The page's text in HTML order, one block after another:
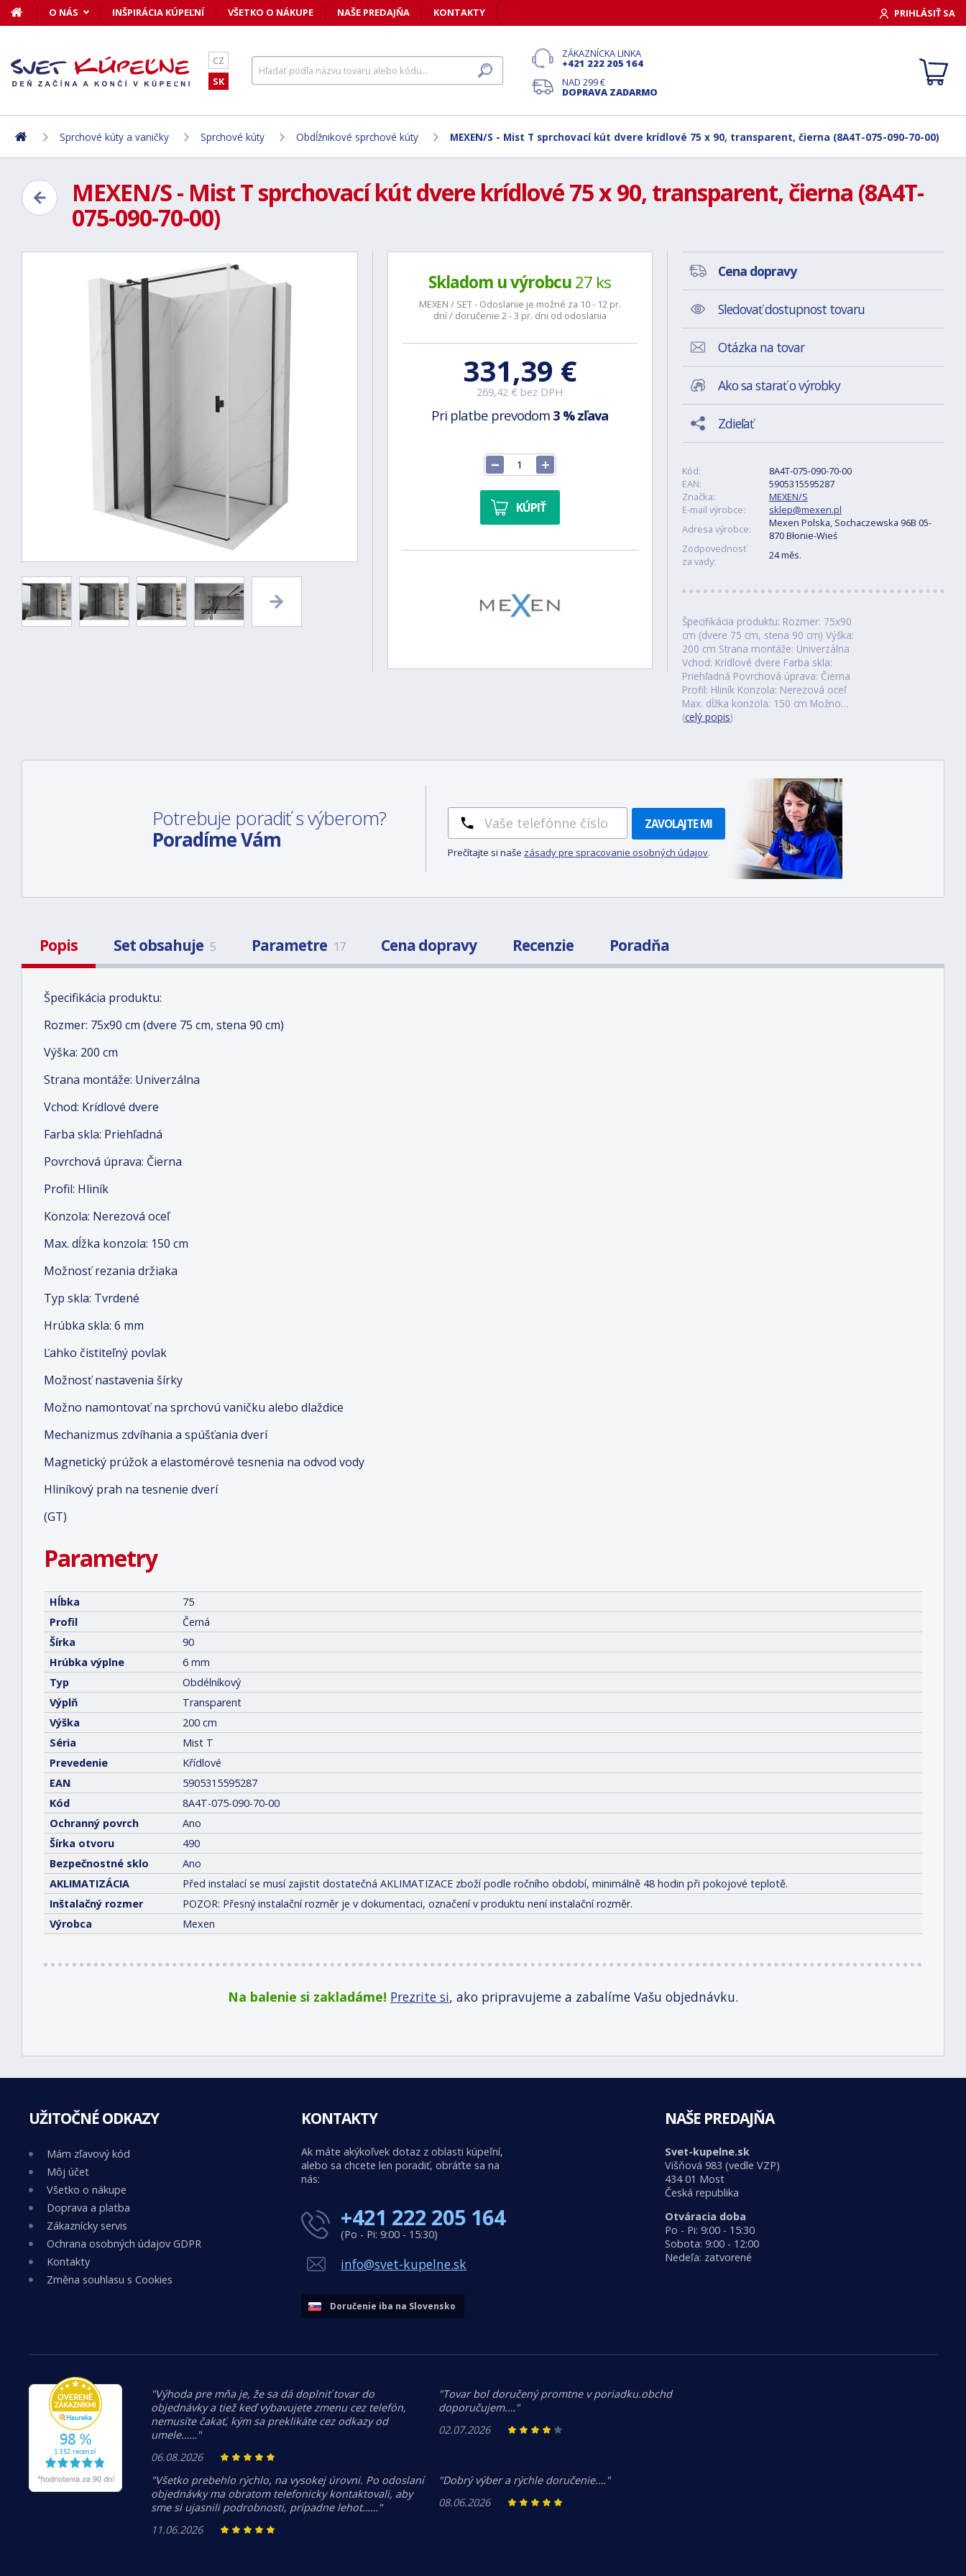
O NÁS INŠPIRÁCIA KÚPEĽNÍ VŠETKO O NÁKUPE NAŠE PREDAJŇA KONTAKTY PRIHLÁSIŤ SA
CZ
SK
ZÁKAZNÍCKA LINKA
+421 222 205 164
NAD 299 €
DOPRAVA ZADARMO
Sprchové kúty a vaničky Sprchové kúty Obdĺžnikové sprchové kúty MEXEN/S - Mist T sprchovací kút dvere krídlové 75 x 90, transparent, čierna (8A4T-075-090-70-00)
MEXEN/S - Mist T sprchovací kút dvere krídlové 75 x 90, transparent, čierna (8A4T-
075-090-70-00)
Skladom u výrobcu27 ks
MEXEN / SET - Odoslanie je možné za 10 - 12 pr.
dní / doručenie 2 - 3 pr. dni od odoslania
331,39 €
269,42 € bez DPH
Pri platbe prevodom 3 % zľava
KÚPIŤ
Cena dopravy
Sledovať dostupnost tovaru
Otázka na tovar
Ako sa starať o výrobky
Zdieľať
Kód:
8A4T-075-090-70-00
EAN:
5905315595287
Značka:
MEXEN/S
E-mail výrobce:
sklep@mexen.pl
Adresa výrobce:
Mexen Polska, Sochaczewska 96B 05-
870 Błonie-Wieś
Zodpovednosť
za vady:
24 měs.
Špecifikácia produktu: Rozmer: 75x90
cm (dvere 75 cm, stena 90 cm) Výška:
200 cm Strana montáže: Univerzálna
Vchod: Krídlové dvere Farba skla:
Priehľadná Povrchová úprava: Čierna
Profil: Hliník Konzola: Nerezová oceľ
Max. dĺžka konzola: 150 cm Možno…
(celý popis)
Potrebuje poradiť s výberom?
Poradíme Vám
ZAVOLAJTE MI
Prečítajte si naše zásady pre spracovanie osobných údajov.
Popis Set obsahuje 5 Parametre 17 Cena dopravy Recenzie Poradňa
Špecifikácia produktu:
Rozmer: 75x90 cm (dvere 75 cm, stena 90 cm)
Výška: 200 cm
Strana montáže: Univerzálna
Vchod: Krídlové dvere
Farba skla: Priehľadná
Povrchová úprava: Čierna
Profil: Hliník
Konzola: Nerezová oceľ
Max. dĺžka konzola: 150 cm
Možnosť rezania držiaka
Typ skla: Tvrdené
Hrúbka skla: 6 mm
Ľahko čistiteľný povlak
Možnosť nastavenia šírky
Možno namontovať na sprchovú vaničku alebo dlaždice
Mechanizmus zdvíhania a spúšťania dverí
Magnetický prúžok a elastomérové tesnenia na odvod vody
Hliníkový prah na tesnenie dverí
(GT)
Parametry
Hĺbka
75
Profil
Černá
Šírka
90
Hrúbka výplne
6 mm
Typ
Obdélníkový
Výplň
Transparent
Výška
200 cm
Séria
Mist T
Prevedenie
Křídlové
EAN
5905315595287
Kód
8A4T-075-090-70-00
Ochranný povrch
Ano
Šírka otvoru
490
Bezpečnostné sklo
Ano
AKLIMATIZÁCIA
Před instalací se musí zajistit dostatečná AKLIMATIZACE zboží podle ročního období, minimálně 48 hodin při pokojové teplotě.
Inštalačný rozmer
POZOR: Přesný instalační rozměr je v dokumentaci, označení v produktu není instalační rozměr.
Výrobca
Mexen
Na balenie si zakladáme! Prezrite si, ako pripravujeme a zabalíme Vašu objednávku.
UŽITOČNÉ ODKAZY
Mám zľavový kód
Môj účet
Všetko o nákupe
Doprava a platba
Zákaznícky servis
Ochrana osobných údajov GDPR
Kontakty
Změna souhlasu s Cookies
KONTAKTY
Ak máte akýkoľvek dotaz z oblasti kúpeľní,
alebo sa chcete len poradiť, obráťte sa na
nás:
+421 222 205 164
(Po - Pi: 9:00 - 15:30)
info@svet-kupelne.sk
Doručenie iba na Slovensko
NAŠE PREDAJŇA
Svet-kupelne.sk
Višňová 983 (vedle VZP)
434 01 Most
Česká republika
Otváracia doba
Po - Pi: 9:00 - 15:30
Sobota: 9:00 - 12:00
Nedeľa: zatvorené
"Výhoda pre mňa je, že sa dá doplniť tovar do
objednávky a tiež keď vybavujete zmenu cez telefón,
nemusíte čakať, kým sa preklikáte cez odkazy od
umele……"
06.08.2026
"Tovar bol doručený promtne v poriadku.obchd
doporučujem.…"
02.07.2026
"Všetko prebehlo rýchlo, na vysokej úrovni. Po odoslaní
objednávky ma obratom telefonicky kontaktovali, aby
sme si ujasnili podrobnosti, prípadne lehot……"
11.06.2026
"Dobrý výber a rýchle doručenie.…"
08.06.2026